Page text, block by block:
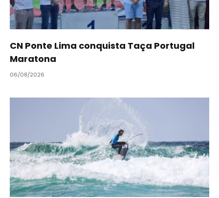
CN Ponte Lima conquista Taça Portugal
Maratona
06/08/2026